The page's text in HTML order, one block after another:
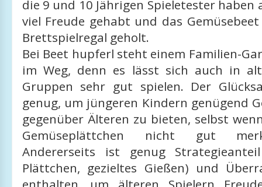
die 9 und 10 Jährigen Spieletester haben
viel Freude gehabt und das
Brettspielregal geholt.
Bei Beet hupferl steht einem Familien-
im Weg, denn es lässt sich auch in
Gruppen sehr gut spielen. Der
genug, um jüngeren Kindern genügend
gegenüber Älteren zu bieten, selbst
Gemüseplättchen nicht gut
Andererseits ist genug
Plättchen, gezieltes Gießen) und